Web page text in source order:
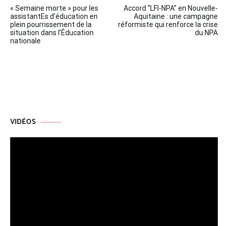
de
l’article
« Semaine morte » pour les
assistantEs d’éducation en
plein pourrissement de la
situation dans l’Éducation
nationale
Accord “LFI-NPA” en Nouvelle-
Aquitaine : une campagne
réformiste qui renforce la crise
du NPA
VIDÉOS